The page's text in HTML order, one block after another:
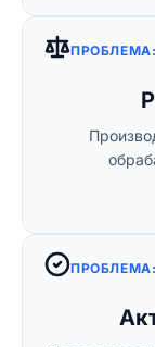
ПРОБЛЕМА:
ПРОБЛЕМА: